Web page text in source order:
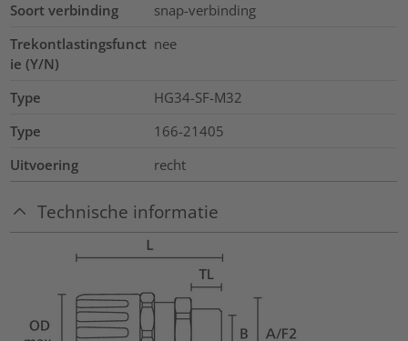
Soort verbinding
snap-verbinding
Trekontlastingsfunct
ie (Y/N)
nee
Type
HG34-SF-M32
Type
166-21405
Uitvoering
recht
Technische informatie